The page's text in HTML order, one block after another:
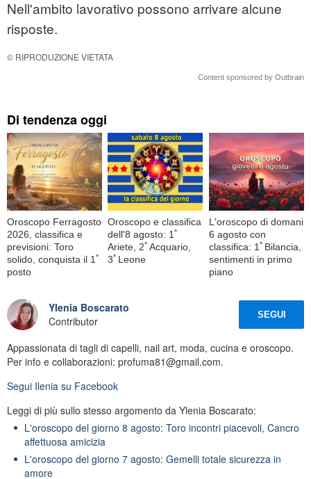
Nell'ambito lavorativo possono arrivare alcune
risposte.
© RIPRODUZIONE VIETATA
Content sponsored by Outbrain
Di tendenza oggi
Oroscopo Ferragosto
2026, classifica e
previsioni: Toro
solido, conquista il 1ﾟ
posto
Oroscopo e classifica
dell'8 agosto: 1ﾟ
Ariete, 2ﾟAcquario,
3ﾟLeone
L'oroscopo di domani
6 agosto con
classifica: 1ﾟBilancia,
sentimenti in primo
piano
Ylenia Boscarato
Contributor
SEGUI
Appassionata di tagli di capelli, nail art, moda, cucina e oroscopo.
Per info e collaborazioni: profuma81@gmail.com.
Segui Ilenia su Facebook
Leggi di più sullo stesso argomento da Ylenia Boscarato:
L'oroscopo del giorno 8 agosto: Toro incontri piacevoli, Cancro
affettuosa amicizia
L'oroscopo del giorno 7 agosto: Gemelli totale sicurezza in
amore